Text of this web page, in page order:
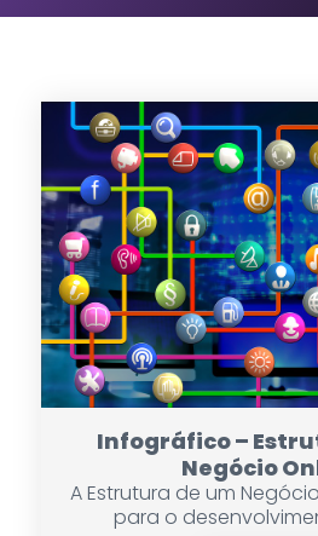
Infográfico –
Negócio
A Estrutura de um
para o